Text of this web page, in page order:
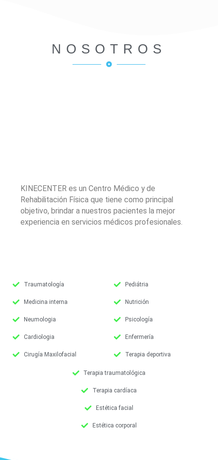
NOSOTROS
KINECENTER es un Centro Médico y de
Rehabilitación Física que tiene como principal
objetivo, brindar a nuestros pacientes la mejor
experiencia en servicios médicos profesionales.
Traumatología
Medicina interna
Neumologia
Cardiologia
Cirugía Maxilofacial
Pediátria
Nutrición
Psicología
Enfermería
Terapia deportiva
Terapia traumatológica
Terapia cardíaca
Estética facial
Estética corporal